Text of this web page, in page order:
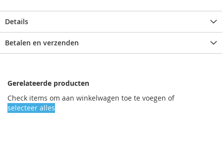
Details
Betalen en verzenden
Gerelateerde producten
Check items om aan winkelwagen toe te voegen of
selecteer alles